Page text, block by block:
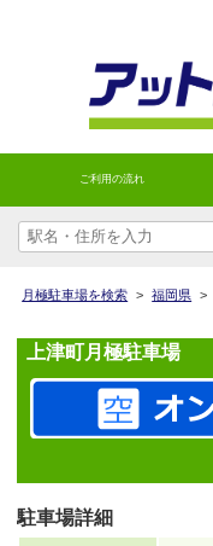
ご利用の流れ
月極駐車場を検索 > 福岡県 >
上津町月極駐車場
駐車場詳細